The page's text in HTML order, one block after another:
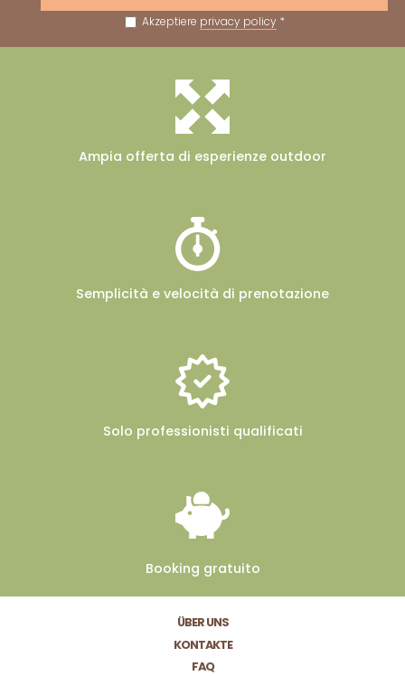
Akzeptiere privacy policy*
Ampia offerta di esperienze outdoor
Semplicità e velocità di prenotazione
Solo professionisti qualificati
Booking gratuito
ÜBER UNS
KONTAKTE
FAQ